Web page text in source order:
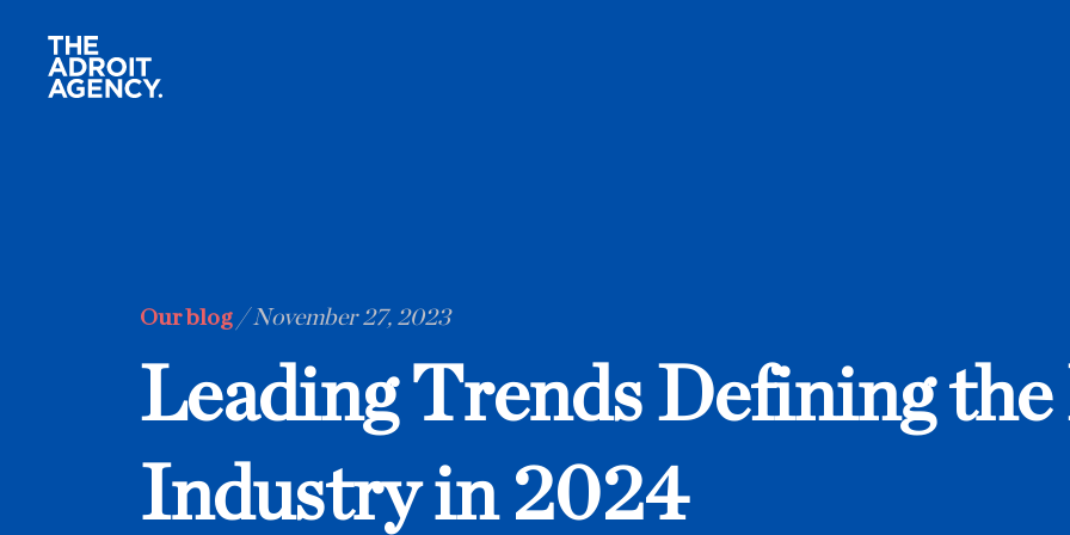
Our blog / November 27, 2023
Leading Trends Defining the
Industry in 2024